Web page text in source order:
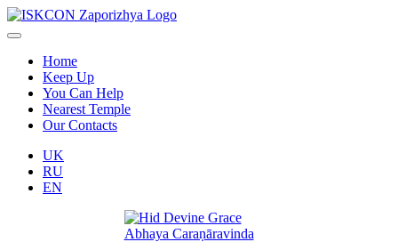
Home
Keep Up
You Can Help
Nearest Temple
Our Contacts
UK
RU
EN